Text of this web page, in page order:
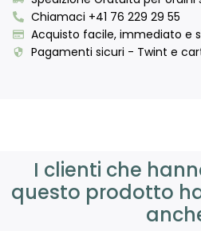
Chiamaci +41 76 229 29 55
Acquisto facile, immediato e
Pagamenti sicuri - Twint e
I clienti che
questo prodotto